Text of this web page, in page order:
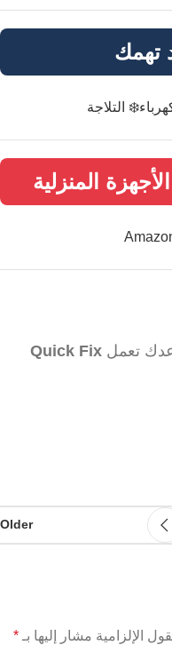
تهمك
❄️ التلاجة
المنزلية
تعمل Quick Fix
Older
الإلزامية مشار إليها بـ *